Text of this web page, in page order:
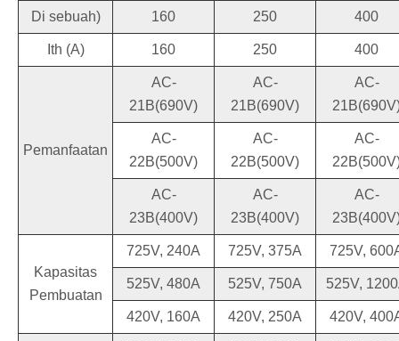
Di sebuah) 160 250 400
Ith (A) 160 250 400
Pemanfaatan
AC-
21B(690V)
AC-
21B(690V)
AC-
AC-
22B(500V)
AC-
22B(500V)
AC-
AC-
23B(400V)
AC-
23B(400V)
AC-
Kapasitas
Pembuatan
725V, 240A 725V, 375A 725V,
525V, 480A 525V, 750A 525V,
420V, 160A 420V, 250A 420V,